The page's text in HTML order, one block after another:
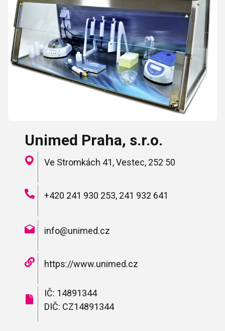
Unimed Praha, s.r.o.
Ve Stromkách 41, Vestec, 252 50
+420 241 930 253, 241 932 641
info@unimed.cz
https://www.unimed.cz
IČ: 14891344
DIČ: CZ14891344